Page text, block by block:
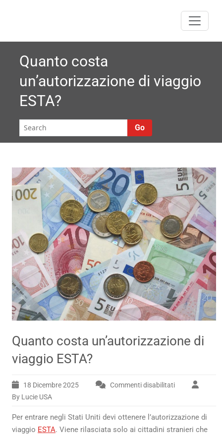
Quanto costa
un’autorizzazione di viaggio
ESTA?
Go
Quanto costa un’autorizzazione di
viaggio ESTA?
18 Dicembre 2025 Commenti disabilitatisu
di
By Lucie USA
Per entrare negli Stati Uniti devi ottenere l’autorizzazione di
viaggio ESTA. Viene rilasciata solo ai cittadini stranieri che